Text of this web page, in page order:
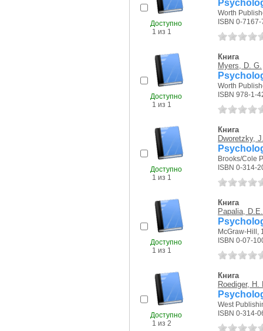
Доступно
1 из 1
Worth
ISBN 0-
Доступно
1 из 1
Книга
Myers, D. G.
Worth
ISBN 978-1-
Доступно
1 из 1
Книга
Dworetzky,
Brooks/Cole
ISBN 0-314-
Доступно
1 из 1
Книга
Papalia, D.E.
McGraw-Hill,
ISBN 0-07-
Доступно
1 из 2
Книга
Roediger, H.
West
ISBN 0-314-